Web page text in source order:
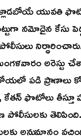
యువతి
నమోదైన కేసు
అరెస్టు
పడి ప్రాణాలు
కేతన్ ఫొటోలు
అనుమానం